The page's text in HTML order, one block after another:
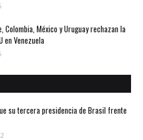
Colombia, México y Uruguay rechazan la
en Venezuela
su tercera presidencia de Brasil frente